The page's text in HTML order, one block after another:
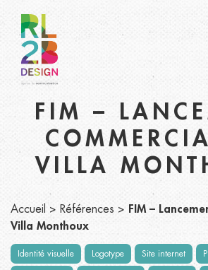
FIM –
VILLA
Accueil > Références > FIM –
Villa Monthoux
Identité visuelle Logotype Site internet